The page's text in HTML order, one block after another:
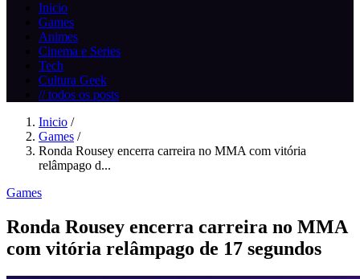
Inicio
Games
Animes
Cinema e Series
Tech
Cultura Geek
// todos os posts
Inicio /
Games /
Ronda Rousey encerra carreira no MMA com vitória
relâmpago d...
Games
Ronda Rousey encerra carreira no MMA
com vitória relâmpago de 17 segundos